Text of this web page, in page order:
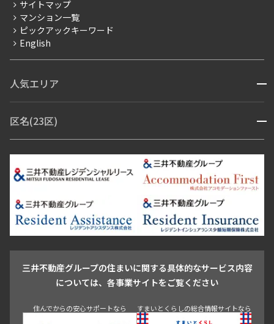
賃料改定
フリーレント
ペット可
ブランドマンション
サイトマップ
マンション一覧
ピックアックキーワード
English
人気エリア 開閉
青山・表参道・原宿
市ヶ谷・神楽坂・飯田橋
三田・芝・浜松町
芝浦・汐留・品川
月島・勝どき・豊洲
本郷・春日・小石川
目白・高田馬場・早稲田
池尻大橋・三軒茶屋
祐天寺・学芸大学・自由が丘
駒沢・用賀・二子玉川
成城・砧
池袋・板橋・王子
青山 渋谷 東京・大手町 新宿 品川
目黒・中目黒
区名(23区) 開閉
江東区 台東区 墨田区
中野区
豊島区
杉並区 板橋区 練馬区 荒川区
足立区
葛飾区
江戸川区
三井不動産グループの住まいに関する具体的なサービス内容
については、各事業サイトをご覧ください
住んでからの安心サポートなら すまいとくらしの総合情報サイトなら